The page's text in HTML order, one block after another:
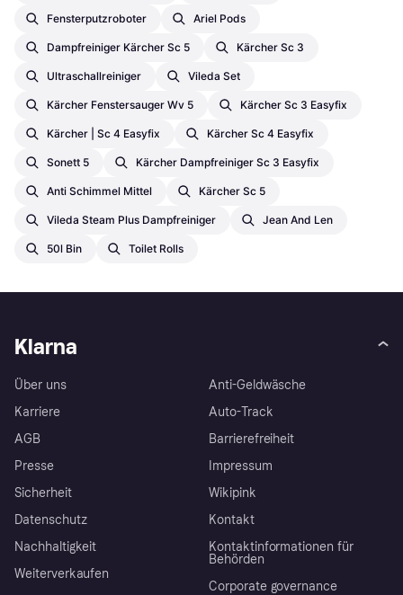
Fensterputzroboter Ariel Pods
Dampfreiniger Kärcher Sc 5 Kärcher Sc 3
Ultraschallreiniger Vileda Set
Kärcher Fenstersauger Wv 5 Kärcher Sc 3 Easyfix
Kärcher | Sc 4 Easyfix Kärcher Sc 4 Easyfix
Sonett 5 Kärcher Dampfreiniger Sc 3 Easyfix
Anti Schimmel Mittel Kärcher Sc 5
Vileda Steam Plus Dampfreiniger Jean And Len
50l Bin Toilet Rolls
Klarna
Über uns
Karriere
AGB
Presse
Sicherheit
Datenschutz
Nachhaltigkeit
Weiterverkaufen
Anti-Geldwäsche
Auto-Track
Barrierefreiheit
Impressum
Wikipink
Kontakt
Kontaktinformationen für
Behörden
Corporate governance